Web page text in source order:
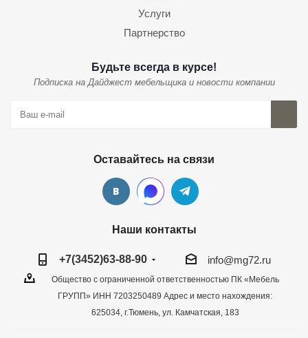
Услуги
Партнерство
Будьте всегда в курсе!
Подписка на Дайджест мебельщика и новости компании
Оставайтесь на связи
Наши контакты
+7(3452)63-88-90 info@mg72.ru
Общество с ограниченной ответственностью ПК «Мебель
ГРУПП» ИНН 7203250489 Адрес и место нахождения:
625034, г.Тюмень, ул. Камчатская, 183